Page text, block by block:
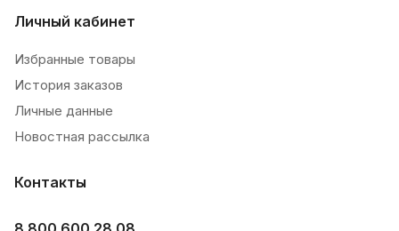
Личный кабинет
Избранные товары
История заказов
Личные данные
Новостная рассылка
Контакты